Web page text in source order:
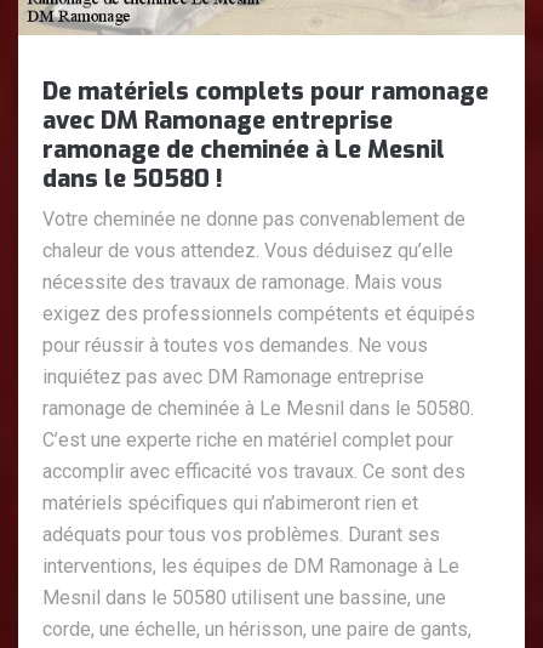
De matériels complets pour ramonage
avec DM Ramonage entreprise
ramonage de cheminée à Le Mesnil
dans le 50580 !
Votre cheminée ne donne pas convenablement de
chaleur de vous attendez. Vous déduisez qu’elle
nécessite des travaux de ramonage. Mais vous
exigez des professionnels compétents et équipés
pour réussir à toutes vos demandes. Ne vous
inquiétez pas avec DM Ramonage entreprise
ramonage de cheminée à Le Mesnil dans le 50580.
C’est une experte riche en matériel complet pour
accomplir avec efficacité vos travaux. Ce sont des
matériels spécifiques qui n’abimeront rien et
adéquats pour tous vos problèmes. Durant ses
interventions, les équipes de DM Ramonage à Le
Mesnil dans le 50580 utilisent une bassine, une
corde, une échelle, un hérisson, une paire de gants,